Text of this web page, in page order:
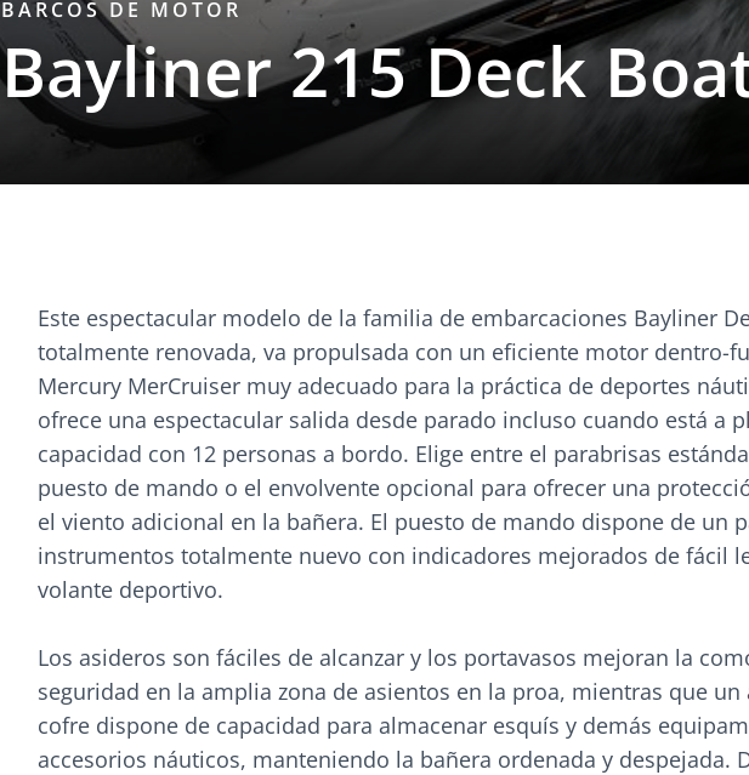
BARCOS DE MOTOR
Bayliner 215 Deck
Este espectacular modelo de la familia de embarcaciones Bayliner
totalmente renovada, va propulsada con un eficiente motor dentro-
Mercury MerCruiser muy adecuado para la práctica de deportes
ofrece una espectacular salida desde parado incluso cuando está a
capacidad con 12 personas a bordo. Elige entre el parabrisas
puesto de mando o el envolvente opcional para ofrecer una
el viento adicional en la bañera. El puesto de mando dispone de un
instrumentos totalmente nuevo con indicadores mejorados de fácil
volante deportivo.
Los asideros son fáciles de alcanzar y los portavasos mejoran la
seguridad en la amplia zona de asientos en la proa, mientras que un
cofre dispone de capacidad para almacenar esquís y demás
accesorios náuticos, manteniendo la bañera ordenada y despejada.